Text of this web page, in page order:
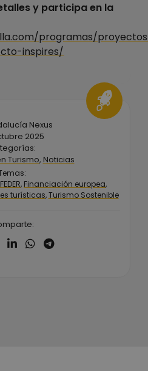
y participa en la
programas/
inspires/
Nexus
2025
Turismo, Noticias
FEDER, Financiación europea,
turísticas,Turismo Sostenible